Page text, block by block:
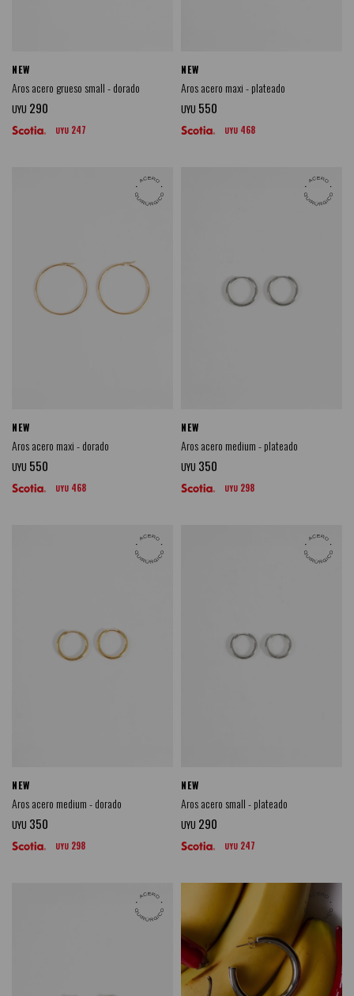
NEW
Aros acero grueso small - dorado
UYU 290
UYU 247
NEW
Aros acero maxi - plateado
UYU 550
UYU 468
NEW
Aros acero maxi - dorado
UYU 550
UYU 468
NEW
Aros acero medium - plateado
UYU 350
UYU 298
NEW
Aros acero medium - dorado
UYU 350
UYU 298
NEW
Aros acero small - plateado
UYU 290
UYU 247